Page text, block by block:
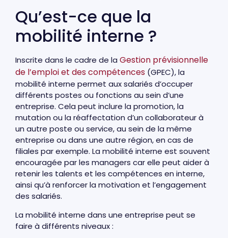
Qu’est-ce que la
mobilité interne ?
Inscrite dans le cadre de la Gestion prévisionnelle
de l’emploi et des compétences (GPEC), la
mobilité interne permet aux salariés d’occuper
différents postes ou fonctions au sein d’une
entreprise. Cela peut inclure la promotion, la
mutation ou la réaffectation d’un collaborateur à
un autre poste ou service, au sein de la même
entreprise ou dans une autre région, en cas de
filiales par exemple. La mobilité interne est souvent
encouragée par les managers car elle peut aider à
retenir les talents et les compétences en interne,
ainsi qu’à renforcer la motivation et l’engagement
des salariés.
La mobilité interne dans une entreprise peut se
faire à différents niveaux :